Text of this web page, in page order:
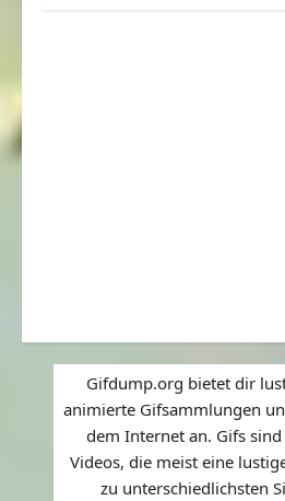
Gifdump.org bietet dir
animierte Gifsammlungen
dem Internet an. Gifs
Videos, die meist eine
zu unterschiedlichsten